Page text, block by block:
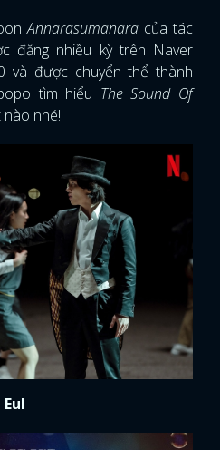
Annarasumanara của tác
đăng nhiều kỳ trên Naver
và được chuyển thể thành
tìm hiểu The Sound Of
nhé!